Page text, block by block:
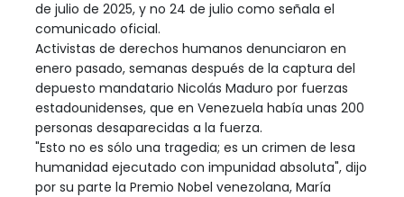
de julio de 2025, y no 24 de julio como señala el
comunicado oficial.
Activistas de derechos humanos denunciaron en
enero pasado, semanas después de la captura del
depuesto mandatario Nicolás Maduro por fuerzas
estadounidenses, que en Venezuela había unas 200
personas desaparecidas a la fuerza.
"Esto no es sólo una tragedia; es un crimen de lesa
humanidad ejecutado con impunidad absoluta", dijo
por su parte la Premio Nobel venezolana, María